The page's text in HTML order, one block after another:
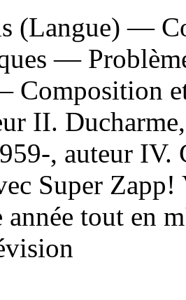
(Langue) —
—
Composition
II.
, auteur IV.
Super
année tout en